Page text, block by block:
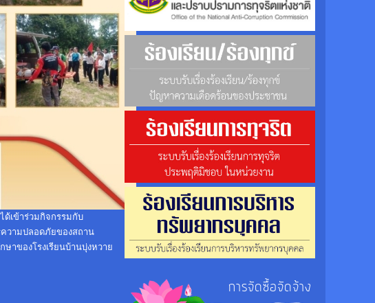
ด้เข้าร่วมกิจกรรมกับ
ความปลอดภัยของสถาน
าของโรงเรียนบ้านบุ่งหวาย
การจัดซื้อจัดจ้าง